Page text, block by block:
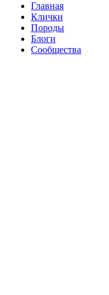
Главная
Клички
Породы
Блоги
Сообщества